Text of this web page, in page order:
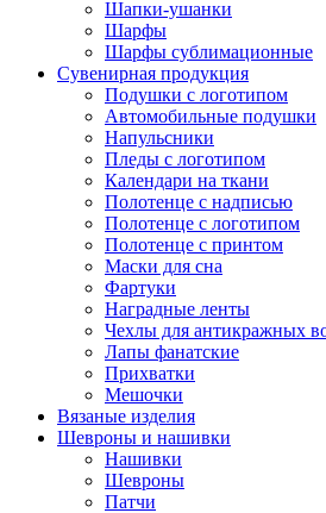
Шапки-ушанки
Шарфы
Шарфы сублимационные
Сувенирная продукция
Подушки с логотипом
Автомобильные подушки
Напульсники
Пледы с логотипом
Календари на ткани
Полотенце с надписью
Полотенце с логотипом
Полотенце с принтом
Маски для сна
Фартуки
Наградные ленты
Чехлы для антикражных
Лапы фанатские
Прихватки
Мешочки
Вязаные изделия
Шевроны и нашивки
Нашивки
Шевроны
Патчи